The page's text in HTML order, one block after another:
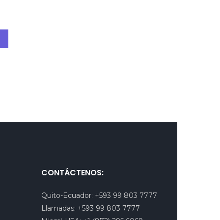
CONTÁCTENOS:
Quito-Ecuador: +593 99 803 7777
Llamadas: +593 99 803 7777